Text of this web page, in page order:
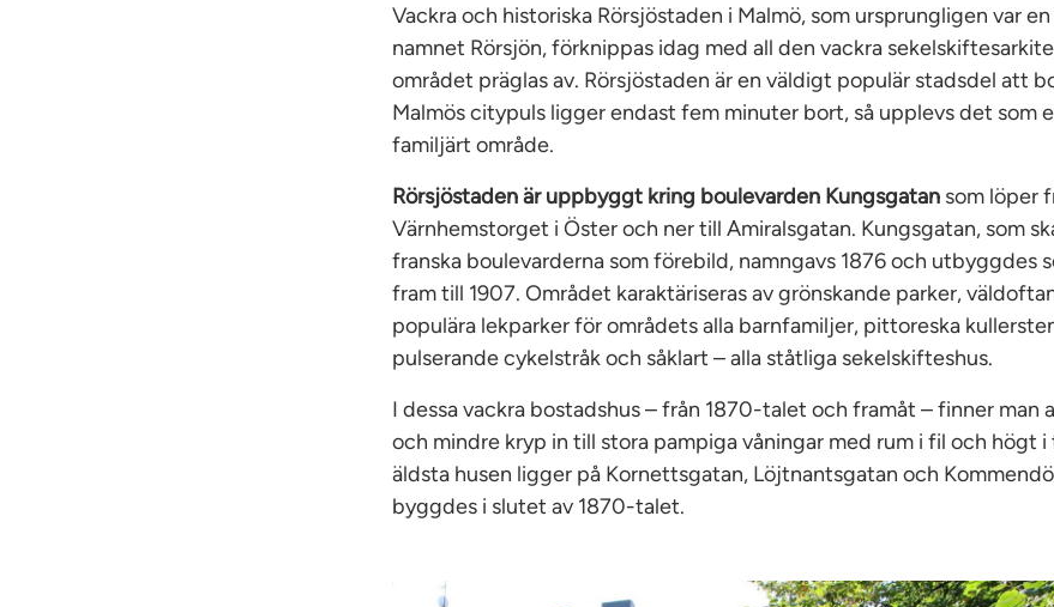
Vackra och historiska Rörsjöstaden i Malmö, som ursprungligen var
namnet Rörsjön, förknippas idag med all den vackra
området präglas av. Rörsjöstaden är en väldigt populär stadsdel att
Malmös citypuls ligger endast fem minuter bort, så upplevs det som
familjärt område.
Rörsjöstaden är uppbyggt kring boulevarden Kungsgatan som löper
Värnhemstorget i Öster och ner till Amiralsgatan. Kungsgatan, som
franska boulevarderna som förebild, namngavs 1876 och utbyggdes
fram till 1907. Området karaktäriseras av grönskande parker,
populära lekparker för områdets alla barnfamiljer, pittoreska
pulserande cykelstråk och såklart – alla ståtliga sekelskifteshus.
I dessa vackra bostadshus – från 1870-talet och framåt – finner man
och mindre kryp in till stora pampiga våningar med rum i fil och högt i
äldsta husen ligger på Kornettsgatan, Löjtnantsgatan och
byggdes i slutet av 1870-talet.